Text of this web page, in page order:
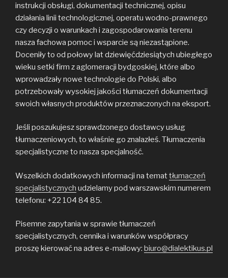
instrukcji obsługi, dokumentacji technicznej, opisu
działania linii technologicznej, operatu wodno-prawnego
czy decyzji o warunkach i zagospodarowania terenu
nasza fachowa pomoc i wsparcie są niezastąpione.
Doceniły to od połowy lat dziewięćdziesiątych ubiegłego
wieku setki firm z aglomeracji bydgoskiej, które albo
wprowadzały nowe technologie do Polski, albo
potrzebowały wysokiej jakości tłumaczeń dokumentacji
swoich własnych produktów przeznaczonych na eksport.
Jeśli poszukujesz sprawdzonego dostawcy usług
tłumaczeniowych, to właśnie go znalazłeś. Tłumaczenia
specjalistyczne to nasza specjalność.
Wszelkich dodatkowych informacji na temattłumaczeń
specjalistycznych udzielamy pod warszawskim numerem
telefonu: +22 104 84 85.
Pisemne zapytania w sprawie tłumaczeń
specjalistycznych, cennika i warunków współpracy
proszę kierować na adres e-mailowy: biuro@dialektikus.pl